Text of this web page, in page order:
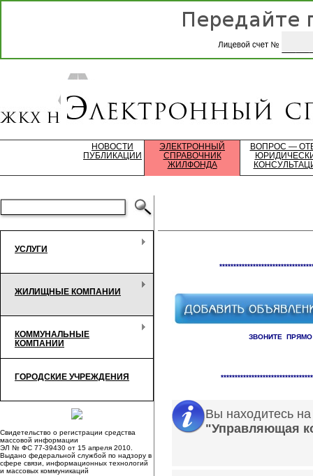
НОВОСТИ
ПУБЛИКАЦИИ
ЭЛЕКТРОННЫЙ
СПРАВОЧНИК
ЖИЛФОНДА
ВОПРОС —
УСЛУГИ
ЖИЛИЩНЫЕ КОМПАНИИ
КОММУНАЛЬНЫЕ
КОМПАНИИ
ГОРОДСКИЕ УЧРЕЖДЕНИЯ
Свидетельство о регистрации средства
массовой информации
ЭЛ № ФС 77-39430 от 15 апреля 2010.
Выдано федеральной службой по надзору в
сфере связи, информационных технологий
и массовых коммуникаций
ЗВОНИТЕ
Справочник
Вы находитесь
"Управляющая